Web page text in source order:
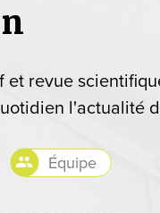
revue
l'actualité
Équipe